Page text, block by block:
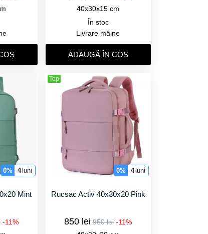
40x30x15 cm
În stoc
Livrare mâine
ADAUGǍ ÎN COȘ
0% 4 luni
Mint
-11%
Top
0% 4 luni
Rucsac Activ 40x30x20 Pink
850 lei 950 lei -11%